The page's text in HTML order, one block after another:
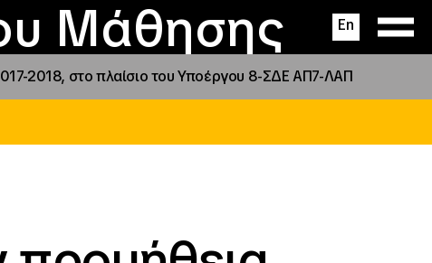
Μάθησης En
2018, στο πλαίσιο του Υποέργου 8-ΣΔΕ ΑΠ7-ΛΑΠ